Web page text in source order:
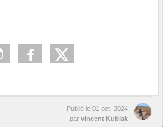
Publié le 01 oct. 2024
par vincent Kubiak